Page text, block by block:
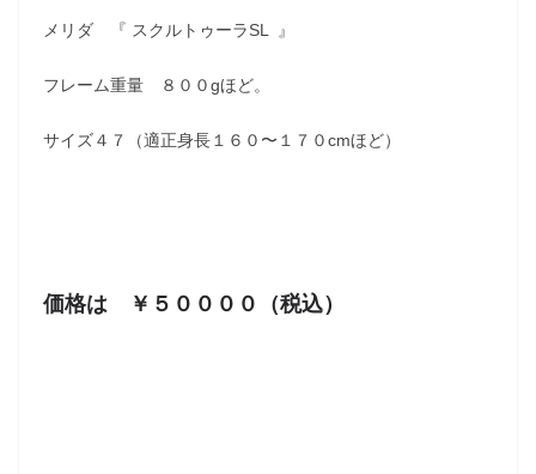
メリダ 『 スクルトゥーラSL 』
フレーム重量 ８００gほど。
サイズ４７（適正身長１６０〜１７０cmほど）
価格は ￥５００００（税込）